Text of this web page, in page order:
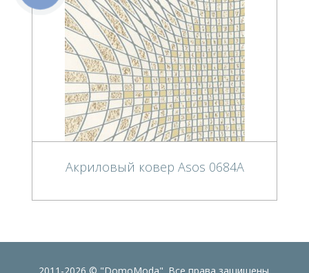
Акриловый ковер Asos 0684A
2011-2026 © "DomoModa". Все права защищены.